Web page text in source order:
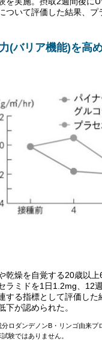
ついて評価した結果、プ
(バリア機能)を高
乾燥を自覚する20歳以
ラミドを1日1.2mg、12
する指標として評価し
下が認められた。
ロダンデノンB・リンゴ由来プ
験ではありません。